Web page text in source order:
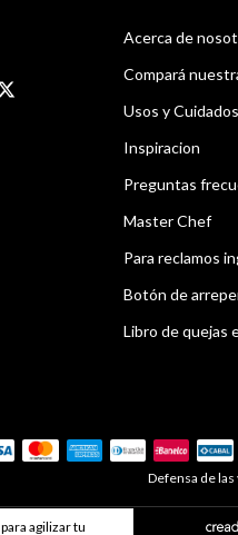
para agilizar tu
Acerca de
Compará
Usos y Cuidados
Inspiracion
Preguntas
Master Chef
Para reclamos
Botón de
Libro de quejas
Defensa de